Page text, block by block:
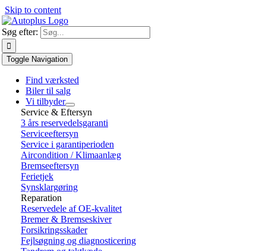
Skip to content
Søg efter:
Toggle Navigation
Find værksted
Biler til salg
Vi tilbyder
Service & Eftersyn
3 års reservedelsgaranti
Serviceeftersyn
Service i garantiperioden
Aircondition / Klimaanlæg
Bremseeftersyn
Ferietjek
Synsklargøring
Reparation
Reservedele af OE-kvalitet
Bremer & Bremseskiver
Forsikringsskader
Fejlsøgning og diagnosticering